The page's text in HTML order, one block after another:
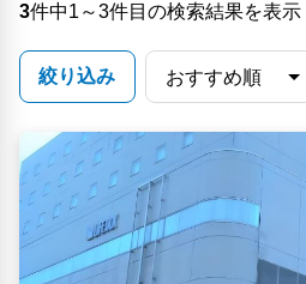
3件中1～3件目の検索結果を表示
絞り込み